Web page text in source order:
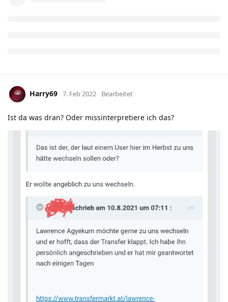
Harry69 7. Feb 2022 Bearbeitet
Ist da was dran? Oder missinterpretiere ich das?